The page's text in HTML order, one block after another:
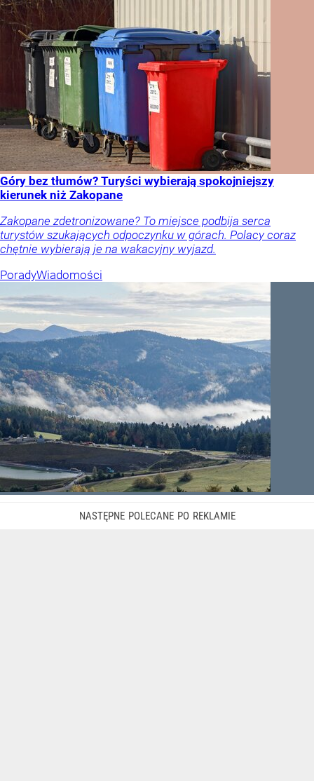
Góry bez tłumów? Turyści wybierają spokojniejszy
kierunek niż Zakopane
Zakopane zdetronizowane? To miejsce podbija serca
turystów szukających odpoczynku w górach. Polacy coraz
chętnie wybierają je na wakacyjny wyjazd.
PoradyWiadomości